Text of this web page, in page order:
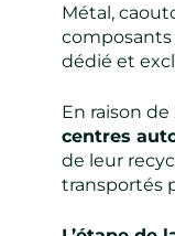
Métal,
composants
dédié et
En raison
centres
de leur
transportés